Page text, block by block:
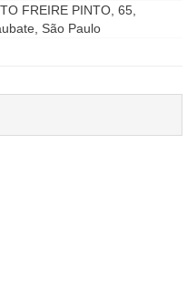
FREIRE PINTO, 65,
São Paulo